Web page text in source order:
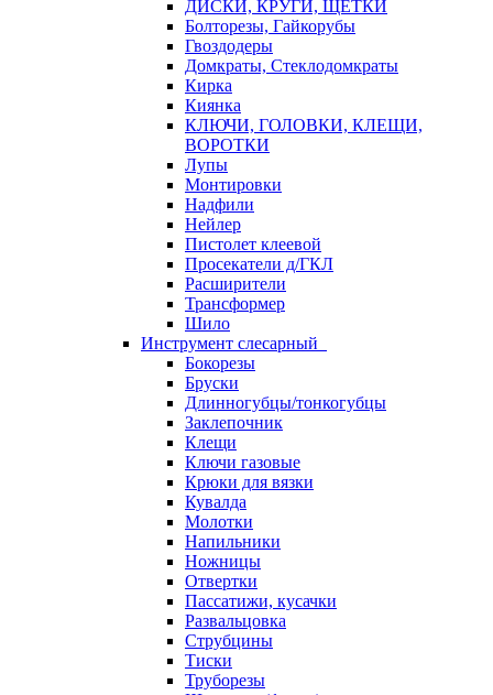
ДИСКИ, КРУГИ, ЩЕТКИ
Болторезы, Гайкорубы
Гвоздодеры
Домкраты, Стеклодомкраты
Кирка
Киянка
КЛЮЧИ, ГОЛОВКИ, КЛЕЩИ,
ВОРОТКИ
Лупы
Монтировки
Надфили
Нейлер
Пистолет клеевой
Просекатели д/ГКЛ
Расширители
Трансформер
Шило
Инструмент слесарный
Бокорезы
Бруски
Длинногубцы/тонкогубцы
Заклепочник
Клещи
Ключи газовые
Крюки для вязки
Кувалда
Молотки
Напильники
Ножницы
Отвертки
Пассатижи, кусачки
Развальцовка
Струбцины
Тиски
Труборезы